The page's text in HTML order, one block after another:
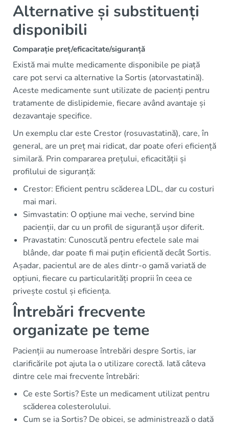
Alternative și substituenți
disponibili
Comparație preț/eficacitate/siguranță
Există mai multe medicamente disponibile pe piață
care pot servi ca alternative la Sortis (atorvastatină).
Aceste medicamente sunt utilizate de pacienți pentru
tratamente de dislipidemie, fiecare având avantaje și
dezavantaje specifice.
Un exemplu clar este Crestor (rosuvastatină), care, în
general, are un preț mai ridicat, dar poate oferi eficiență
similară. Prin compararea prețului, eficacității și
profilului de siguranță:
Crestor: Eficient pentru scăderea LDL, dar cu costuri
mai mari.
Simvastatin: O opțiune mai veche, servind bine
pacienții, dar cu un profil de siguranță ușor diferit.
Pravastatin: Cunoscută pentru efectele sale mai
blânde, dar poate fi mai puțin eficientă decât Sortis.
Așadar, pacientul are de ales dintr-o gamă variată de
opțiuni, fiecare cu particularități proprii în ceea ce
privește costul și eficiența.
Întrebări frecvente
organizate pe teme
Pacienții au numeroase întrebări despre Sortis, iar
clarificările pot ajuta la o utilizare corectă. Iată câteva
dintre cele mai frecvente întrebări:
Ce este Sortis? Este un medicament utilizat pentru
scăderea colesterolului.
Cum se ia Sortis? De obicei, se administrează o dată